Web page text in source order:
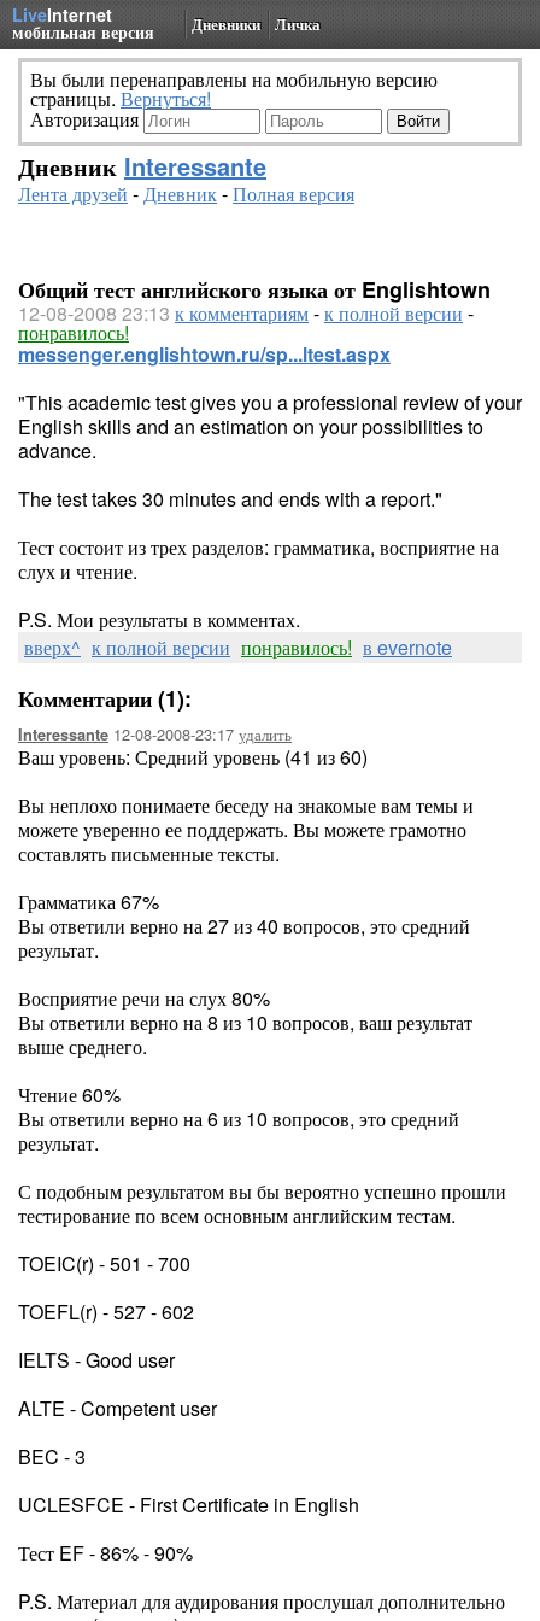
LiveInternet
мобильная версия Дневники Личка
Вы были перенаправлены на мобильную версию
страницы. Вернуться!
Авторизация
Дневник Interessante
Лента друзей -Дневник-Полная версия
Общий тест английского языка от Englishtown
12-08-2008 23:13 к комментариям-к полной версии -
понравилось!
messenger.englishtown.ru/sp...ltest.aspx
"This academic test gives you a professional review of your
English skills and an estimation on your possibilities to
advance.
The test takes 30 minutes and ends with a report."
Тест состоит из трех разделов: грамматика, восприятие на
слух и чтение.
P.S. Мои результаты в комментах.
вверх^ к полной версии понравилось! в evernote
Комментарии (1):
Interessante 12-08-2008-23:17 удалить
Ваш уровень: Средний уровень (41 из 60)
Вы неплохо понимаете беседу на знакомые вам темы и
можете уверенно ее поддержать. Вы можете грамотно
составлять письменные тексты.
Грамматика 67%
Вы ответили верно на 27 из 40 вопросов, это средний
результат.
Восприятие речи на слух 80%
Вы ответили верно на 8 из 10 вопросов, ваш результат
выше среднего.
Чтение 60%
Вы ответили верно на 6 из 10 вопросов, это средний
результат.
С подобным результатом вы бы вероятно успешно прошли
тестирование по всем основным английским тестам.
TOEIC(r) - 501 - 700
TOEFL(r) - 527 - 602
IELTS - Good user
ALTE - Competent user
BEC - 3
UCLESFCE - First Certificate in English
Тест EF - 86% - 90%
P.S. Материал для аудирования прослушал дополнительно